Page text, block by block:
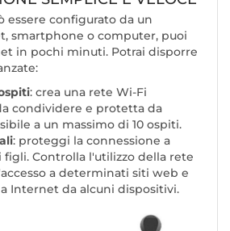
essere configurato da un
smartphone o computer, puoi
in pochi minuti. Potrai disporre
: crea una rete Wi-Fi
condividere e protetta da
a un massimo di 10 ospiti.
: proteggi la connessione a
Controlla l'utilizzo della rete
a determinati siti web e
Internet da alcuni dispositivi.